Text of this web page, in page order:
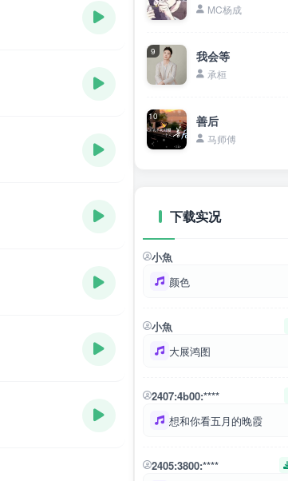
MC杨成
9 我会等
承桓
10 善后
马师傅
下载实况
小魚
颜色
小魚
大展鸿图
2407:4b00:****
想和你看五月的晚霞
2405:3800:****